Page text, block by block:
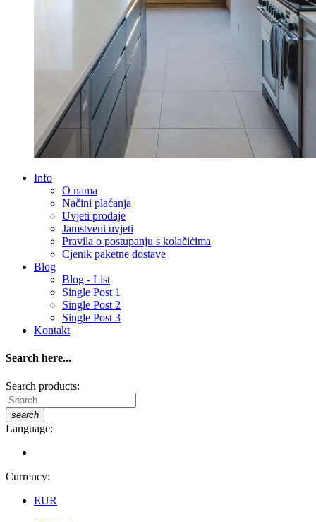
Info
O nama
Načini plaćanja
Uvjeti prodaje
Jamstveni uvjeti
Pravila o postupanju s kolačićima
Cjenik paketne dostave
Blog
Blog - List
Single Post 1
Single Post 2
Single Post 3
Kontakt
Search here...
Search products:
search
Language:
Currency:
EUR